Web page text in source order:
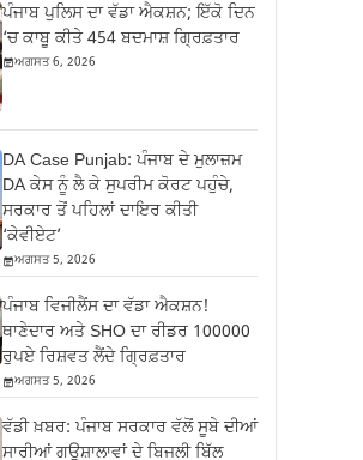
ਪੰਜਾਬ ਪੁਲਿਸ ਦਾ ਵੱਡਾ ਐਕਸ਼ਨ; ਇੱਕੋ ਦਿਨ
‘ਚ ਕਾਬੂ ਕੀਤੇ 454 ਬਦਮਾਸ਼ ਗ੍ਰਿਫ਼ਤਾਰ
ਅਗਸਤ 6, 2026
DA Case Punjab: ਪੰਜਾਬ ਦੇ ਮੁਲਾਜ਼ਮ
DA ਕੇਸ ਨੂੰ ਲੈ ਕੇ ਸੁਪਰੀਮ ਕੋਰਟ ਪਹੁੰਚੇ,
ਸਰਕਾਰ ਤੋਂ ਪਹਿਲਾਂ ਦਾਇਰ ਕੀਤੀ
‘ਕੇਵੀਏਟ’
ਅਗਸਤ 5, 2026
ਪੰਜਾਬ ਵਿਜੀਲੈਂਸ ਦਾ ਵੱਡਾ ਐਕਸ਼ਨ!
ਥਾਣੇਦਾਰ ਅਤੇ SHO ਦਾ ਰੀਡਰ 100000
ਰੁਪਏ ਰਿਸ਼ਵਤ ਲੈਂਦੇ ਗ੍ਰਿਫ਼ਤਾਰ
ਅਗਸਤ 5, 2026
ਵੱਡੀ ਖ਼ਬਰ: ਪੰਜਾਬ ਸਰਕਾਰ ਵੱਲੋਂ ਸੂਬੇ ਦੀਆਂ
ਸਾਰੀਆਂ ਗਊਸ਼ਾਲਾਵਾਂ ਦੇ ਬਿਜਲੀ ਬਿੱਲ